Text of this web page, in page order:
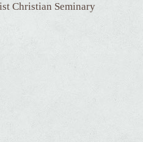
Christian Seminary